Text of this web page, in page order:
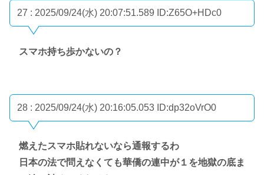
27 : 2025/09/24(水) 20:07:51.589 ID:Z65O+HDc0
スマホ持ち歩かないの？
28 : 2025/09/24(水) 20:16:05.053 ID:dp32oVrO0
燃えたスマホ貼れないなら通報するわ
日本の法で問えなくても華僑の連中が１を地獄の底ま